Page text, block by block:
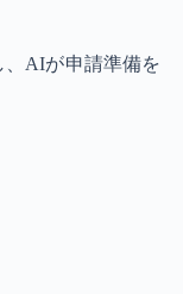
AIが申請準備を